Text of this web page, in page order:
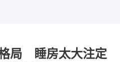
局 睡房太大注定